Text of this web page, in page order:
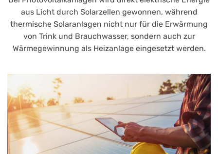
aus Licht durch Solarzellen gewonnen, während
thermische Solaranlagen nicht nur für die Erwärmung
von Trink und Brauchwasser, sondern auch zur
Wärmegewinnung als Heizanlage eingesetzt werden.